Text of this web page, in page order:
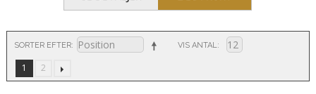
SORTER EFTER VIS ANTAL
1 2